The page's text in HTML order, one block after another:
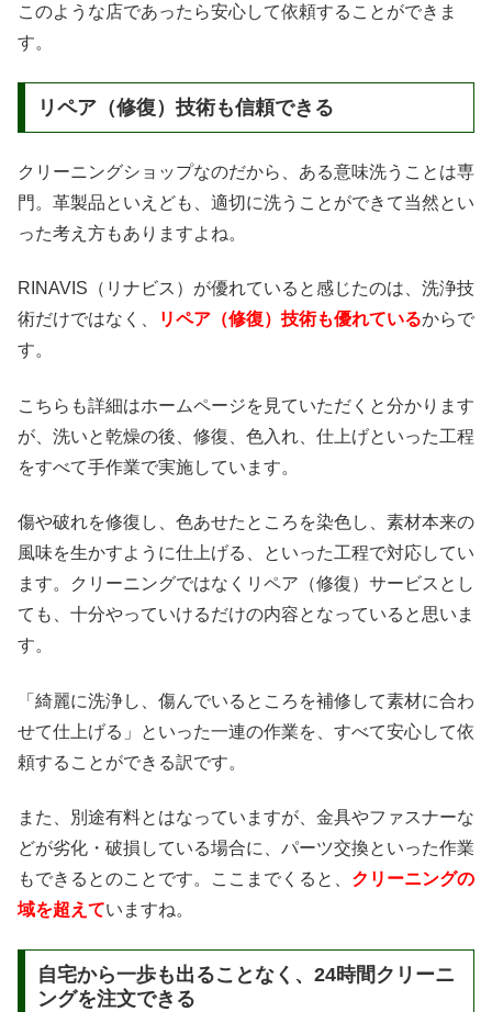
このような店であったら安心して依頼することができま
す。
リペア（修復）技術も信頼できる
クリーニングショップなのだから、ある意味洗うことは専
門。革製品といえども、適切に洗うことができて当然とい
った考え方もありますよね。
RINAVIS（リナビス）が優れていると感じたのは、洗浄技
術だけではなく、
リペア（修復）技術も優れているからで
す。
こちらも詳細はホームページを見ていただくと分かります
が、洗いと乾燥の後、修復、色入れ、仕上げといった工程
をすべて手作業で実施しています。
傷や破れを修復し、色あせたところを染色し、素材本来の
風味を生かすように仕上げる、といった工程で対応してい
ます。クリーニングではなくリペア（修復）サービスとし
ても、十分やっていけるだけの内容となっていると思いま
す。
「綺麗に洗浄し、傷んでいるところを補修して素材に合わ
せて仕上げる」といった一連の作業を、すべて安心して依
頼することができる訳です。
また、別途有料とはなっていますが、金具やファスナーな
どが劣化・破損している場合に、パーツ交換といった作業
もできるとのことです。ここまでくると、 クリーニングの
域を超えていますね。
自宅から一歩も出ることなく、24時間クリーニ
ングを注文できる